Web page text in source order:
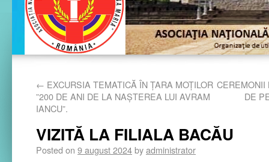
← EXCURSIA TEMATICĂ ÎN ȚARA MOȚILOR
”200 DE ANI DE LA NAȘTEREA LUI AVRAM
IANCU”.
CEREMONII
DE
VIZITĂ LA FILIALA BACĂU
Posted on 9 august 2024byadministrator